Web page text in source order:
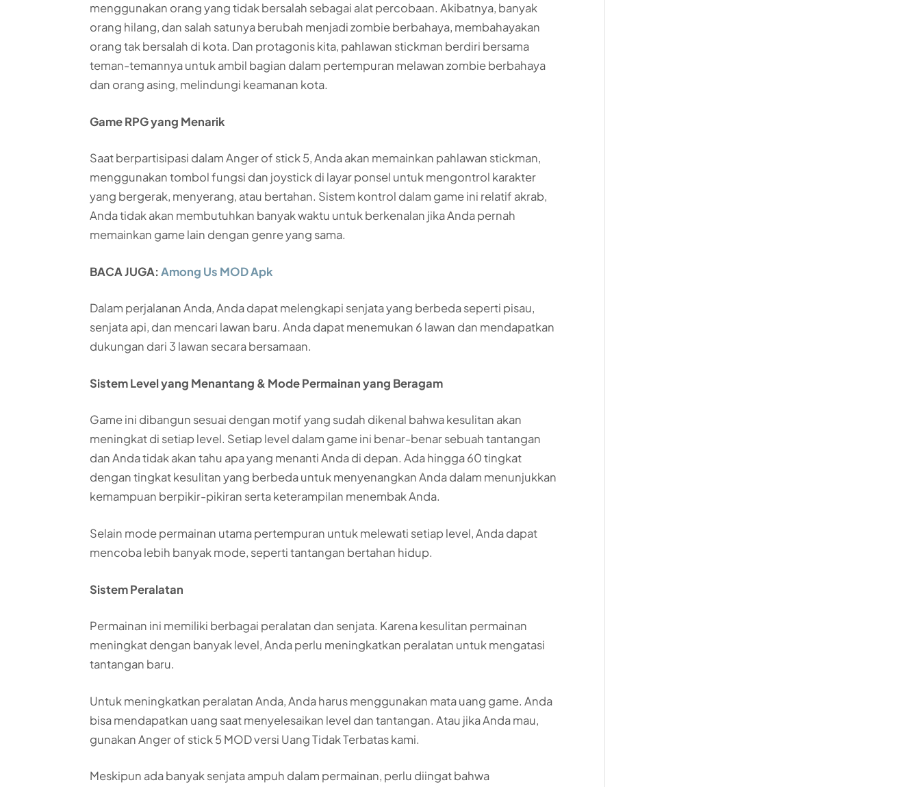
menggunakan orang yang tidak bersalah sebagai alat percobaan. Akibatnya, banyak
orang hilang, dan salah satunya berubah menjadi zombie berbahaya, membahayakan
orang tak bersalah di kota. Dan protagonis kita, pahlawan stickman berdiri bersama
teman-temannya untuk ambil bagian dalam pertempuran melawan zombie berbahaya
dan orang asing, melindungi keamanan kota.
Game RPG yang Menarik
Saat berpartisipasi dalam Anger of stick 5, Anda akan memainkan pahlawan stickman,
menggunakan tombol fungsi dan joystick di layar ponsel untuk mengontrol karakter
yang bergerak, menyerang, atau bertahan. Sistem kontrol dalam game ini relatif akrab,
Anda tidak akan membutuhkan banyak waktu untuk berkenalan jika Anda pernah
memainkan game lain dengan genre yang sama.
BACA JUGA:Among Us MOD Apk
Dalam perjalanan Anda, Anda dapat melengkapi senjata yang berbeda seperti pisau,
senjata api, dan mencari lawan baru. Anda dapat menemukan 6 lawan dan mendapatkan
dukungan dari 3 lawan secara bersamaan.
Sistem Level yang Menantang & Mode Permainan yang Beragam
Game ini dibangun sesuai dengan motif yang sudah dikenal bahwa kesulitan akan
meningkat di setiap level. Setiap level dalam game ini benar-benar sebuah tantangan
dan Anda tidak akan tahu apa yang menanti Anda di depan. Ada hingga 60 tingkat
dengan tingkat kesulitan yang berbeda untuk menyenangkan Anda dalam menunjukkan
kemampuan berpikir-pikiran serta keterampilan menembak Anda.
Selain mode permainan utama pertempuran untuk melewati setiap level, Anda dapat
mencoba lebih banyak mode, seperti tantangan bertahan hidup.
Sistem Peralatan
Permainan ini memiliki berbagai peralatan dan senjata. Karena kesulitan permainan
meningkat dengan banyak level, Anda perlu meningkatkan peralatan untuk mengatasi
tantangan baru.
Untuk meningkatkan peralatan Anda, Anda harus menggunakan mata uang game. Anda
bisa mendapatkan uang saat menyelesaikan level dan tantangan. Atau jika Anda mau,
gunakan Anger of stick 5 MOD versi Uang Tidak Terbatas kami.
Meskipun ada banyak senjata ampuh dalam permainan, perlu diingat bahwa